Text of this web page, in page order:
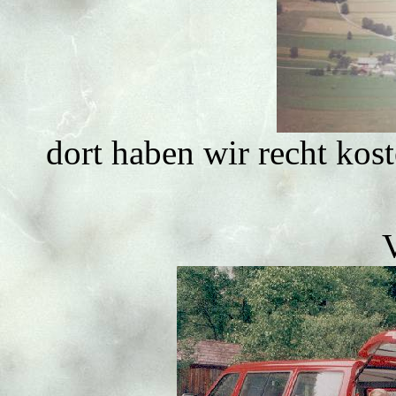
dort haben wir recht